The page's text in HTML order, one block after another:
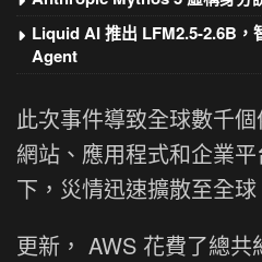
Liquid AI 推出 LFM2.5-2.6B，
Agent
此次事件導致全球數千
網站、應用程式和企業
下，災情迅速擴散至全球
更新， AWS 花費了總